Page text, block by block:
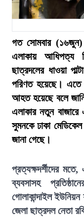
গত সোমবার (১৬জুন)
এলাকায় আধিপত্য
ছাত্রদলের ধাওয়া
পরিণত হয়েছে।
আহত হয়েছে বলে
এলাকার নতুন
সুমনকে ঢাকা
জানা গেছে।
প্রত্যক্ষদর্শীদের মতে,
ব্যবসাসহ
গোলাকান্দাইল ইউনিয়ন
জেলা ছাত্রদল নেতা